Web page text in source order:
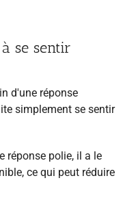
se sentir
d'une réponse
simplement se sentir
réponse polie, il a le
ce qui peut réduire